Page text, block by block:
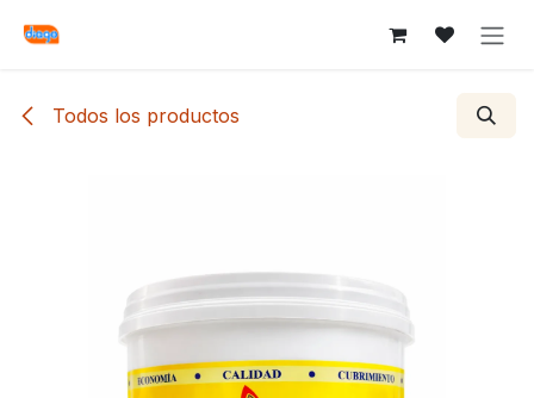
Todos los productos